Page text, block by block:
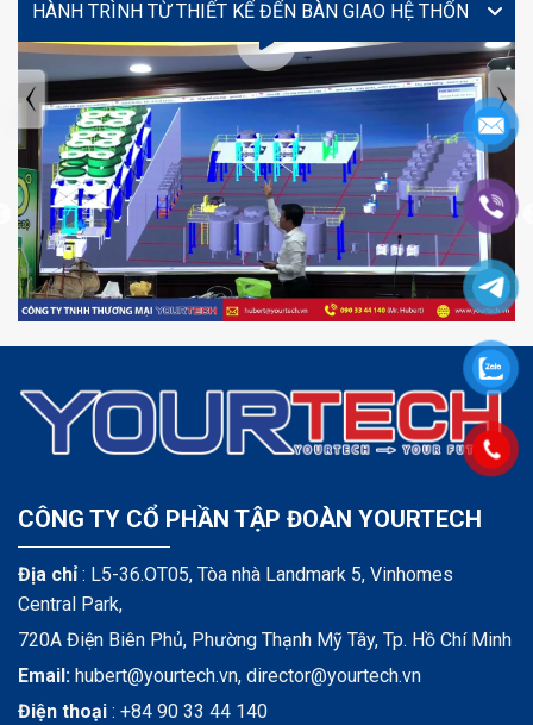
VIDEO
TIN TỨC MỚI NHẤT
Tuyển dụng: Nhân viên KẾ TOÁN
CÔNG TY CỔ PHẦN TẬP ĐOÀN YOURTECH
Địa chỉ: L5-36.OT05, Tòa nhà Landmark 5, Vinhomes
Central Park,
720A Điện Biên Phủ, Phường Thạnh Mỹ Tây, Tp. Hồ Chí Minh
Email: hubert@yourtech.vn, director@yourtech.vn
Điện thoại : +84 90 33 44 140